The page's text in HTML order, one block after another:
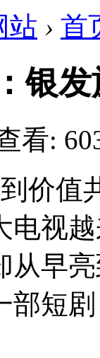
站 › 首
银
看:
价值
电视
从早
部短